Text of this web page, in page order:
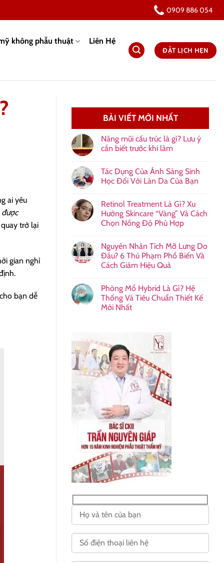
0909 886 054
không phẫu thuật
Liên Hệ
ĐẶT LỊCH HẸN
ai yêu
trở lại
gian nghỉ
bạn dễ
BÀI VIẾT MỚI NHẤT
Nâng mũi cấu trúc là gì? Lưu ý
cần biết trước khi làm
Tác Dụng Của Ánh Sáng Sinh
Học Đối Với Làn Da Của Bạn
Retinol Treatment Là Gì? Xu
Hướng Skincare “Vàng” Và Cách
Chọn Nồng Độ Phù Hợp
Nguyên Nhân Tích Mỡ Lưng Do
Đâu? 6 Thủ Phạm Phổ Biến Và
Cách Giảm Hiệu Quả
Phòng Mổ Hybrid Là Gì? Hệ
Thống Và Tiêu Chuẩn Thiết Kế
Mới Nhất